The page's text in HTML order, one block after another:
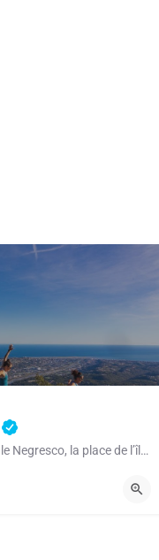
La promenade des Anglais, le Negresco, la place de l’île de Beauté… Nice, cité balnéaire classée au…